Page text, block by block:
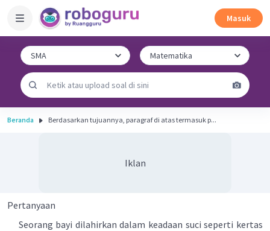
Masuk
Beranda Berdasarkan tujuannya, paragraf di atas termasuk p...
Iklan
Pertanyaan
Seorang bayi dilahirkan dalam keadaan suci seperti kertas